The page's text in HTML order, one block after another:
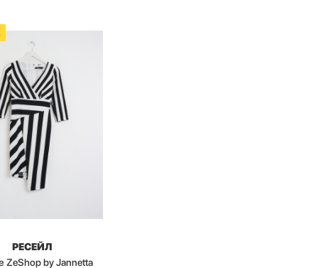
РЕСЕЙЛ
ZeShop by Jannetta